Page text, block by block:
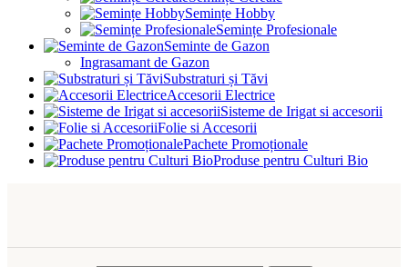
Semințe Hobby
Semințe Profesionale
Seminte de Gazon
Ingrasamant de Gazon
Substraturi și Tăvi
Accesorii Electrice
Sisteme de Irigat si accesorii
Folie si Accesorii
Pachete Promoționale
Produse pentru Culturi Bio